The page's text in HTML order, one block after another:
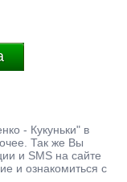
- Кукуньки" в
Так же Вы
и SMS на сайте
и ознакомиться с